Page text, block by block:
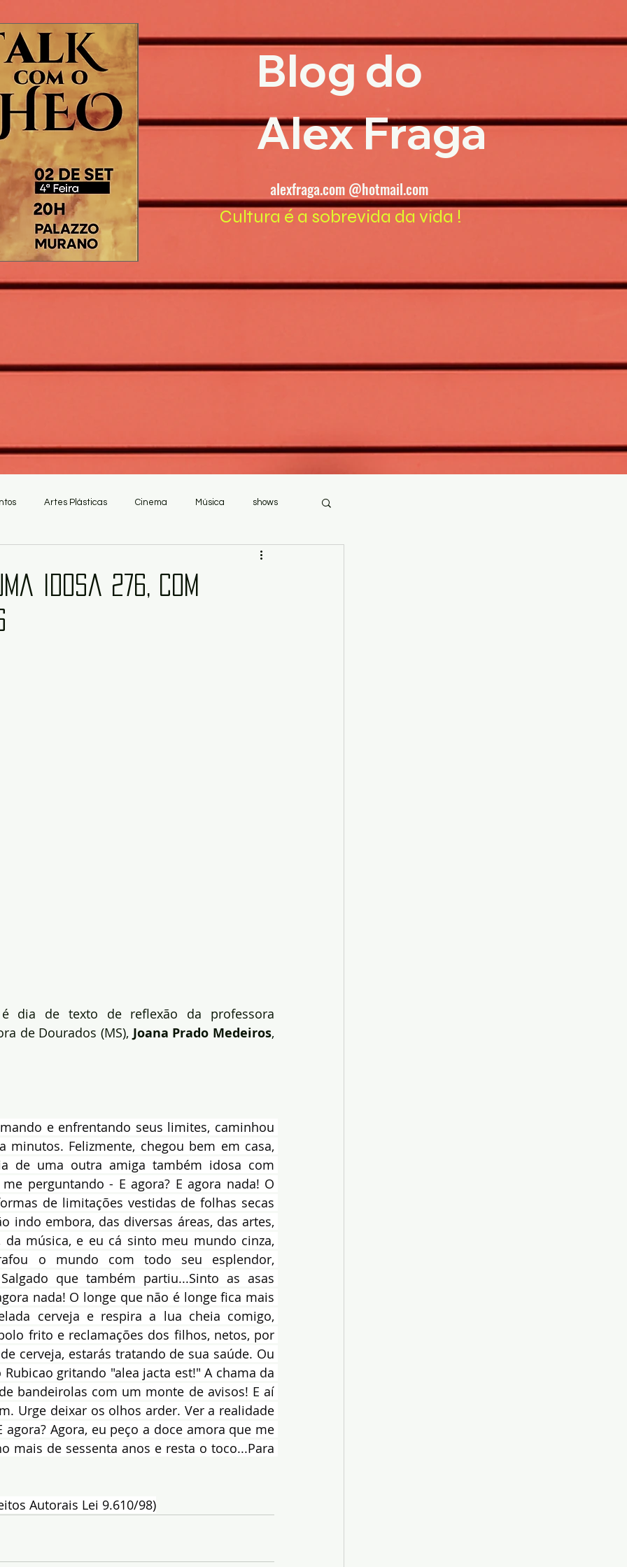
Blog do
Alex Fraga
alexfraga.com @hotmail.com
Cultura é a sobrevida da vida !
Artes Plásticas Cinema Música shows
Idosa 276, com
é dia de texto de reflexão da professora
de Dourados (MS), Joana Prado Medeiros,
e enfrentando seus limites, caminhou
Felizmente, chegou bem em casa,
de uma outra amiga também idosa com
perguntando - E agora? E agora nada! O
de limitações vestidas de folhas secas
indo embora, das diversas áreas, das artes,
música, e eu cá sinto meu mundo cinza,
o mundo com todo seu esplendor,
que também partiu...Sinto as asas
nada! O longe que não é longe fica mais
cerveja e respira a lua cheia comigo,
frito e reclamações dos filhos, netos, por
cerveja, estarás tratando de sua saúde. Ou
gritando "alea jacta est!" A chama da
bandeirolas com um monte de avisos! E aí
Urge deixar os olhos arder. Ver a realidade
Agora, eu peço a doce amora que me
mais de sessenta anos e resta o toco...Para
Autorais Lei 9.610/98)